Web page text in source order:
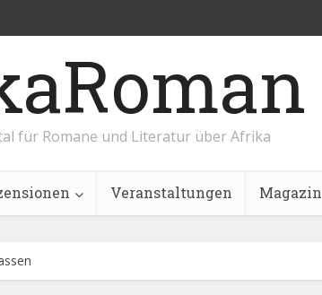
für Romane und Literatur über Afrika
Veranstaltungen Magazin